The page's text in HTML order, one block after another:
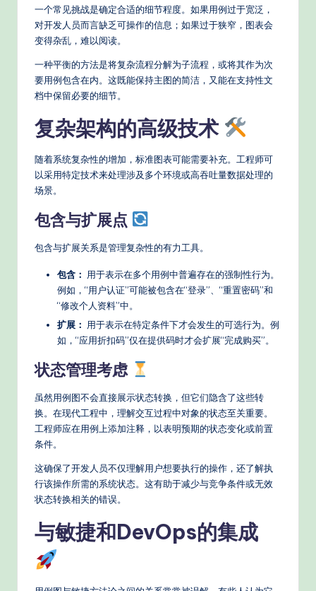
一个常见挑战是确定合适的细节程度。如果用例过于宽泛，
对开发人员而言缺乏可操作的信息；如果过于狭窄，图表会
变得杂乱，难以阅读。
一种平衡的方法是将复杂流程分解为子流程，或将其作为次
要用例包含在内。这既能保持主图的简洁，又能在支持性文
档中保留必要的细节。
复杂架构的高级技术
随着系统复杂性的增加，标准图表可能需要补充。工程师可
以采用特定技术来处理涉及多个环境或高吞吐量数据处理的
场景。
包含与扩展点
包含与扩展关系是管理复杂性的有力工具。
包含： 用于表示在多个用例中普遍存在的强制性行为。
例如，“用户认证”可能被包含在“登录”、“重置密码”和
“修改个人资料”中。
扩展： 用于表示在特定条件下才会发生的可选行为。例
如，“应用折扣码”仅在提供码时才会扩展“完成购买”。
状态管理考虑
虽然用例图不会直接展示状态转换，但它们隐含了这些转
换。在现代工程中，理解交互过程中对象的状态至关重要。
工程师应在用例上添加注释，以表明预期的状态变化或前置
条件。
这确保了开发人员不仅理解用户想要执行的操作，还了解执
行该操作所需的系统状态。这有助于减少与竞争条件或无效
状态转换相关的错误。
与敏捷和DevOps的集成